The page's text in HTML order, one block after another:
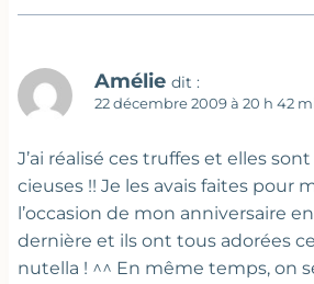
Amélie dit :
22 décembre 2009 à 20 h 42
J’ai réalisé ces truffes et elles
cieuses !! Je les avais faites pour
l’occasion de mon anniversaire
dernière et ils ont tous adorées
nutella ! ^^ En même temps, on